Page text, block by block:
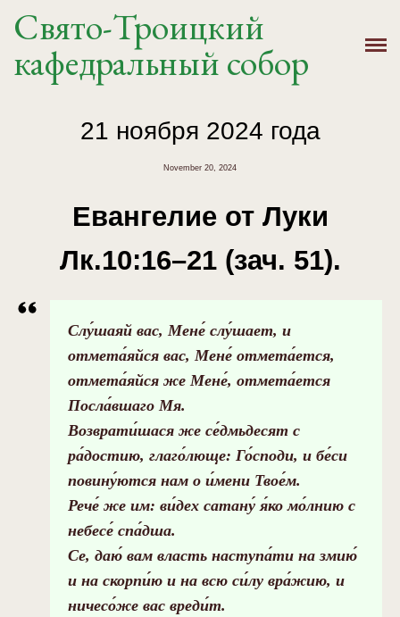
Главная
История
Расписание
Крещение, Венчание
Святыни
Контакты
Свято-Троицкий
кафедральный собор
21 ноября 2024 года
November 20, 2024
Евангелие от Луки
Лк.10:16–21 (зач. 51).
Слу́шаяй вас, Мене́ слу́шает, и
отмета́яйся вас, Мене́ отмета́ется,
отмета́яйся же Мене́, отмета́ется
Посла́вшаго Мя.
Возврати́шася же се́дмьдесят с
ра́достию, глаго́люще: Го́споди, и бе́си
повину́ются нам о и́мени Твое́м.
Рече́ же им: ви́дех сатану́ я́ко мо́лнию с
небесе́ спа́дша.
Се, даю́ вам власть наступа́ти на змию́
и на скорпи́ю и на всю си́лу вра́жию, и
ничесо́же вас вреди́т.